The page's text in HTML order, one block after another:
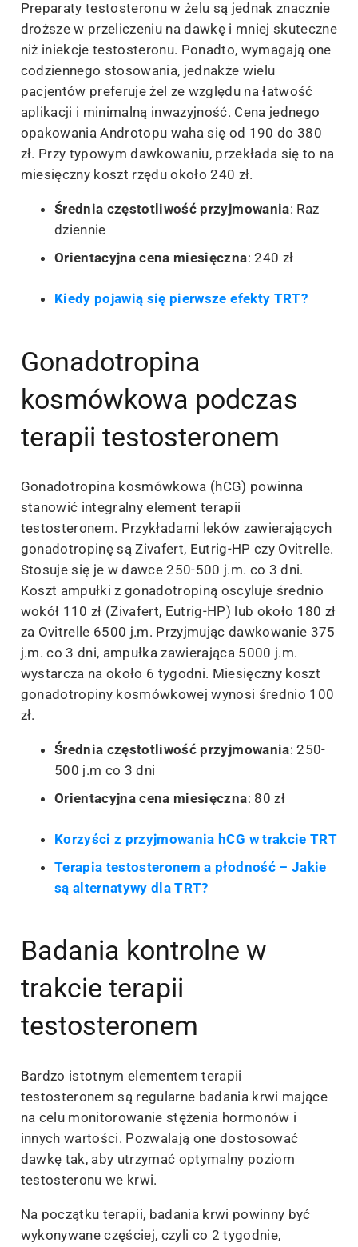
Preparaty testosteronu w żelu są jednak znacznie
droższe w przeliczeniu na dawkę i mniej skuteczne
niż iniekcje testosteronu. Ponadto, wymagają one
codziennego stosowania, jednakże wielu
pacjentów preferuje żel ze względu na łatwość
aplikacji i minimalną inwazyjność. Cena jednego
opakowania Androtopu waha się od 190 do 380
zł. Przy typowym dawkowaniu, przekłada się to na
miesięczny koszt rzędu około 240 zł.
Średnia częstotliwość przyjmowania: Raz
dziennie
Orientacyjna cena miesięczna: 240 zł
Kiedy pojawią się pierwsze efekty TRT?
Gonadotropina
kosmówkowa podczas
terapii testosteronem
Gonadotropina kosmówkowa (hCG) powinna
stanowić integralny element terapii
testosteronem. Przykładami leków zawierających
gonadotropinę są Zivafert, Eutrig-HP czy Ovitrelle.
Stosuje się je w dawce 250-500 j.m. co 3 dni.
Koszt ampułki z gonadotropiną oscyluje średnio
wokół 110 zł (Zivafert, Eutrig-HP) lub około 180 zł
za Ovitrelle 6500 j.m. Przyjmując dawkowanie 375
j.m. co 3 dni, ampułka zawierająca 5000 j.m.
wystarcza na około 6 tygodni. Miesięczny koszt
gonadotropiny kosmówkowej wynosi średnio 100
zł.
Średnia częstotliwość przyjmowania: 250-
500 j.m co 3 dni
Orientacyjna cena miesięczna: 80 zł
Korzyści z przyjmowania hCG w trakcie TRT
Terapia testosteronem a płodność – Jakie
są alternatywy dla TRT?
Badania kontrolne w
trakcie terapii
testosteronem
Bardzo istotnym elementem terapii
testosteronem są regularne badania krwi mające
na celu monitorowanie stężenia hormonów i
innych wartości. Pozwalają one dostosować
dawkę tak, aby utrzymać optymalny poziom
testosteronu we krwi.
Na początku terapii, badania krwi powinny być
wykonywane częściej, czyli co 2 tygodnie,